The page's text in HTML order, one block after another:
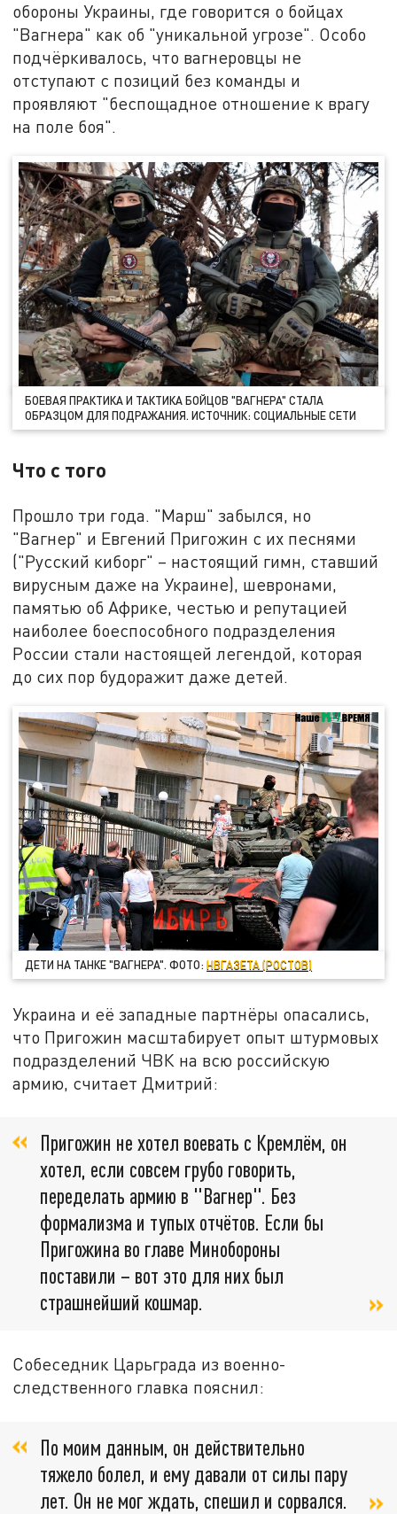
обороны Украины, где говорится о бойцах
"Вагнера" как об "уникальной угрозе". Особо
подчёркивалось, что вагнеровцы не
отступают с позиций без команды и
проявляют "беспощадное отношение к врагу
на поле боя".
БОЕВАЯ ПРАКТИКА И ТАКТИКА БОЙЦОВ "ВАГНЕРА" СТАЛА
ОБРАЗЦОМ ДЛЯ ПОДРАЖАНИЯ. ИСТОЧНИК: СОЦИАЛЬНЫЕ СЕТИ
Что с того
Прошло три года. "Марш" забылся, но
"Вагнер" и Евгений Пригожин с их песнями
("Русский киборг" – настоящий гимн, ставший
вирусным даже на Украине), шевронами,
памятью об Африке, честью и репутацией
наиболее боеспособного подразделения
России стали настоящей легендой, которая
до сих пор будоражит даже детей.
ДЕТИ НА ТАНКЕ "ВАГНЕРА". ФОТО:НВГАЗЕТА (РОСТОВ)
Украина и её западные партнёры опасались,
что Пригожин масштабирует опыт штурмовых
подразделений ЧВК на всю российскую
армию, считает Дмитрий:
Пригожин не хотел воевать с Кремлём, он
хотел, если совсем грубо говорить,
переделать армию в "Вагнер". Без
формализма и тупых отчётов. Если бы
Пригожина во главе Минобороны
поставили – вот это для них был
страшнейший кошмар.
Собеседник Царьграда из военно-
следственного главка пояснил:
По моим данным, он действительно
тяжело болел, и ему давали от силы пару
лет. Он не мог ждать, спешил и сорвался.